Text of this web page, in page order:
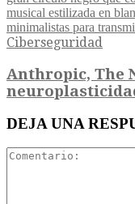
Ciberseguridad
Anthropic, The
DEJA UNA